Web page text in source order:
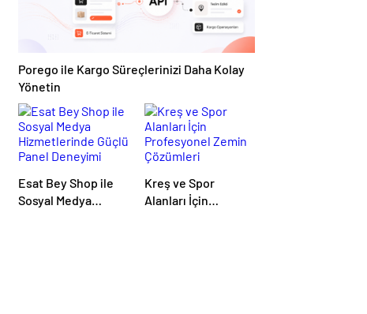
Porego ile Kargo Süreçlerinizi Daha Kolay
Yönetin
Esat Bey Shop ile
Sosyal Medya
Kreş ve Spor
Alanları İçin